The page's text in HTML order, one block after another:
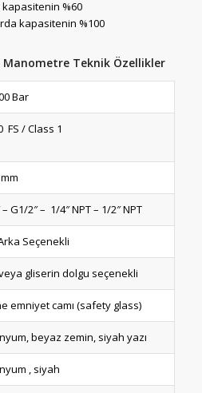
kapasitenin %60
kapasitenin %100
Manometre Teknik Özellikler
Bar
FS / Class 1
G1/2″ – 1/4″ NPT – 1/2″ NPT
Seçenekli
gliserin dolgu seçenekli
emniyet camı (safety glass)
beyaz zemin, siyah yazı
, siyah